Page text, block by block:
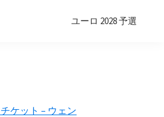
ユーロ 2028 予選
ケット – ウェン